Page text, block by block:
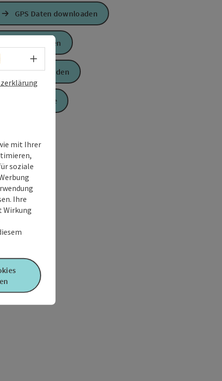
GPS Daten downloaden
PDF erstellen
Anfrage senden
Zur Website
Sprachwahl - Menü öffnen
mit Ihrer
soziale
Ihre
Wirkung